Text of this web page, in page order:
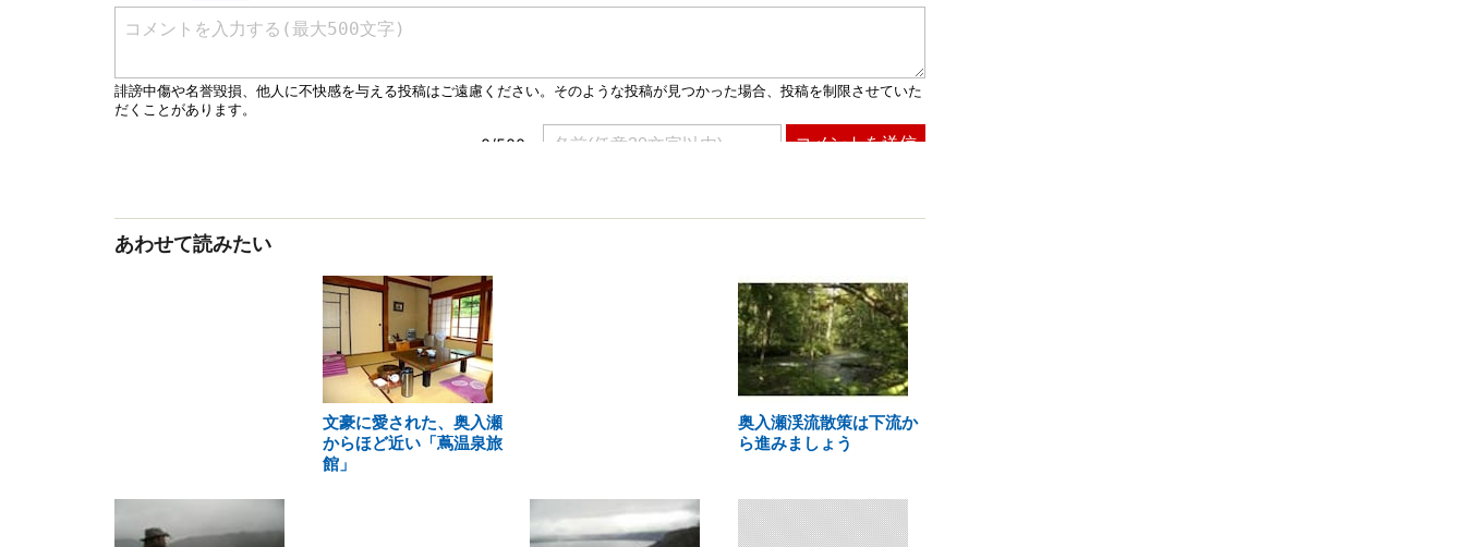
あわせて読みたい
文豪に愛された、奥入瀬
からほど近い「蔦温泉旅
館」
奥入瀬渓流散策は下流か
ら進みましょう